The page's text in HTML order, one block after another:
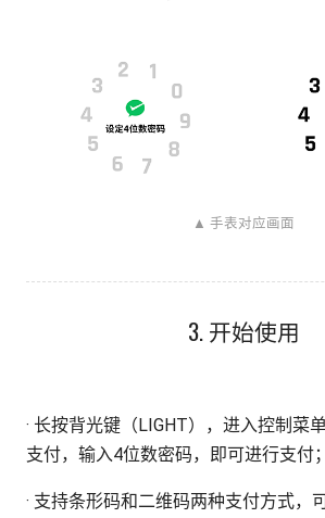
▲ 手表对应画面
3. 开始使用
· 长按背光键（LIGHT），进入控制菜
支付，输入4位数密码，即可进行支付；
· 支持条形码和二维码两种支付方式，